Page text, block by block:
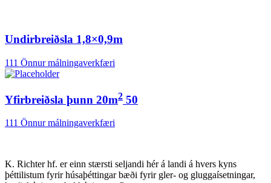
Undirbreiðsla 1,8×0,9m
111 Önnur málningaverkfæri
Yfirbreiðsla þunn 20m2 50
111 Önnur málningaverkfæri
K. Richter hf. er einn stærsti seljandi hér á landi á hvers kyns
þéttilistum fyrir húsaþéttingar bæði fyrir gler- og gluggaísetningar,